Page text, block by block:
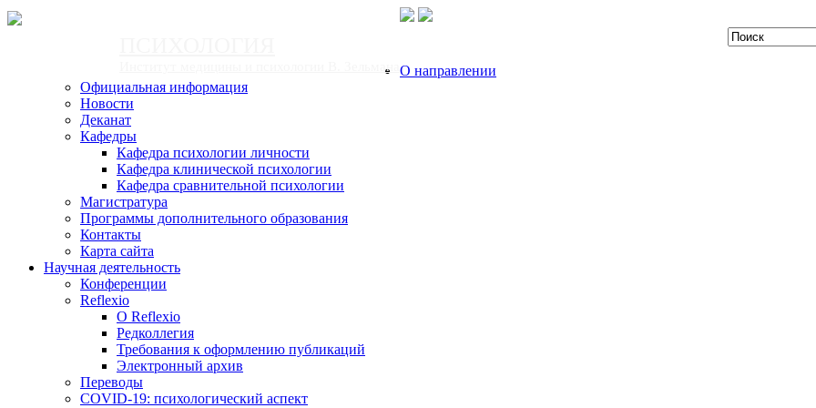
Институт медицины и психологии В. Зельмана О направлении
Официальная информация
Новости
Деканат
Кафедры
Кафедра психологии личности
Кафедра клинической психологии
Кафедра сравнительной психологии
Магистратура
Программы дополнительного образования
Контакты
Карта сайта
Научная деятельность
Конференции
Reflexio
О Reflexio
Редколлегия
Требования к оформлению публикаций
Электронный архив
Переводы
COVID-19: психологический аспект